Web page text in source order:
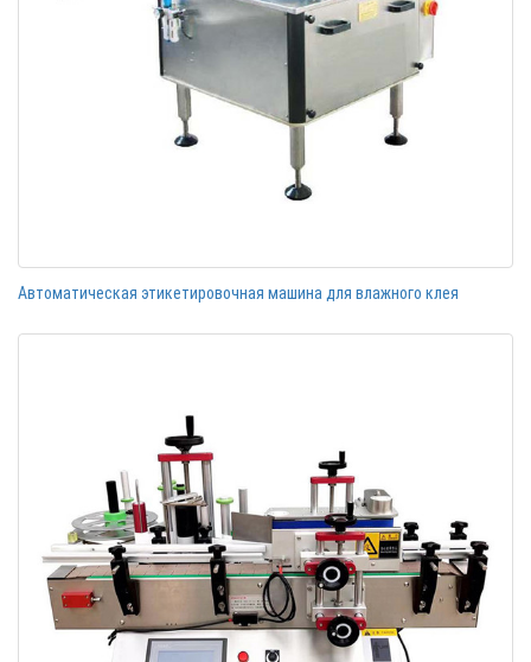
Автоматическая этикетировочная машина для влажного клея